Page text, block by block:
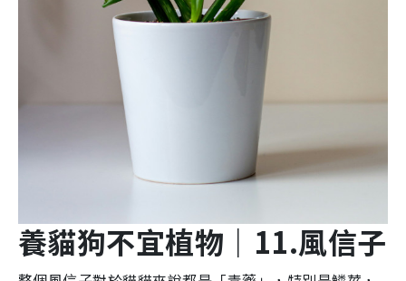
養貓狗不宜植物 ｜11.風信子